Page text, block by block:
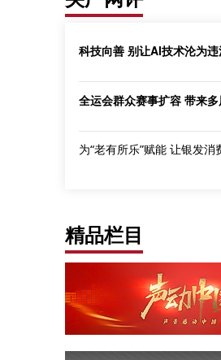
科技向善 别让AI技术沦为
全运会群众赛事扩容 带来
为“老有所乐”赋能 让银发消
精品栏目